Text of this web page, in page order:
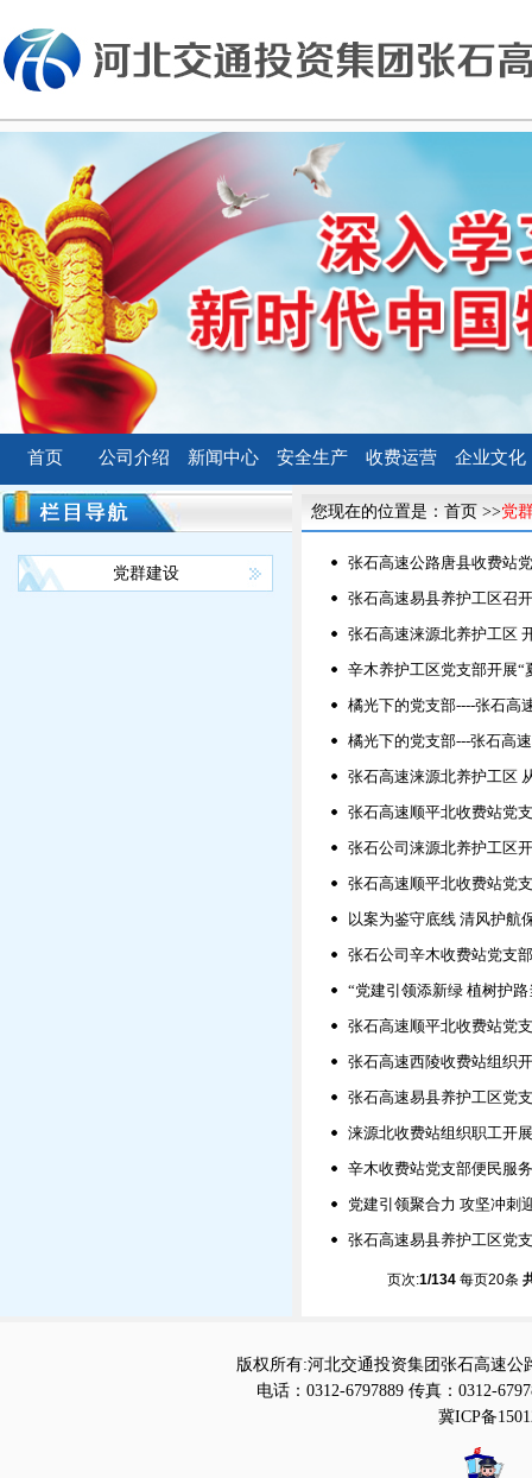
首页 公司介绍 新闻中心 安全生产 收费运营 企业文化
党群建设
您现在的位置是： 首页 >>党
张石高速公路唐县收费站
张石高速易县养护工区召
张石高速涞源北养护工区
辛木养护工区党支部开展“
橘光下的党支部----张石高
橘光下的党支部---张石高
张石高速涞源北养护工区
张石高速顺平北收费站党
张石公司涞源北养护工区
张石高速顺平北收费站党
以案为鉴守底线 清风护
张石公司辛木收费站党支
“党建引领添新绿 植树护
张石高速顺平北收费站党
张石高速西陵收费站组织
张石高速易县养护工区党
涞源北收费站组织职工开
辛木收费站党支部便民服
党建引领聚合力 攻坚冲
张石高速易县养护工区党
页次:1/134 每页20条
版权所有:河北交通投资集团张石高速公
电话：0312-6797889 传真：0312-
冀ICP备